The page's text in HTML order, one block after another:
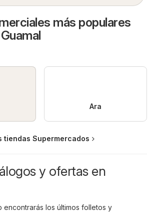
más populares
Ara
tiendas Supermercados
y ofertas en
encontrarás los últimos folletos y